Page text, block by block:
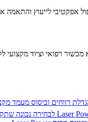
לייעוץ והתאמה אישית, חייגו
רפואי וציוד מקצועי
רווחים וביסוס מעמד